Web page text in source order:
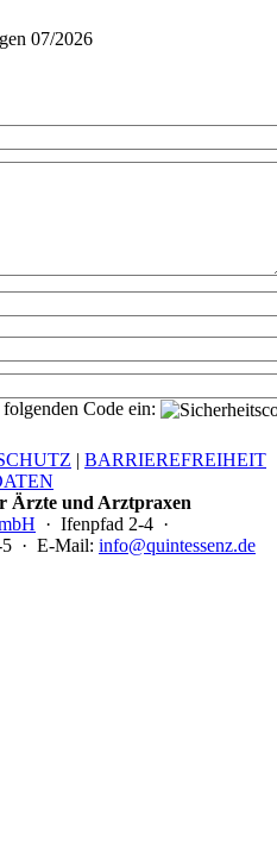
07/2026
Code ein:
| BARRIEREFREIHEIT
Ärzte und Arztpraxen
· Ifenpfad 2-4 ·
5 · E-Mail: info@quintessenz.de